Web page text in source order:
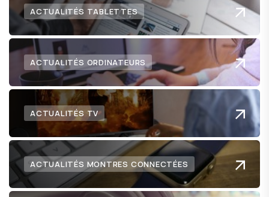
ACTUALITÉS TABLETTES
ACTUALITÉS ORDINATEURS
ACTUALITÉS TV
ACTUALITÉS MONTRES CONNECTÉES